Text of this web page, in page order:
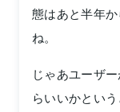
態はあと半年
ね。
じゃあユーザ
らいいかとい